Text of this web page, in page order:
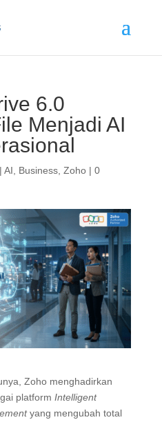
6.0
Menjadi AI
| AI Business, Zoho| 0
Zoho menghadirkan
platform Intelligent
yang mengubah total